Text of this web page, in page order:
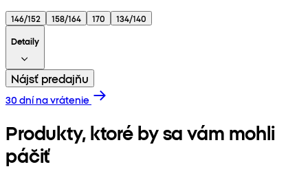
146/152 158/164 170
134/140
Detaily
Nájsť predajňu
30 dní na vrátenie
Produkty, ktoré by sa vám mohli
páčiť